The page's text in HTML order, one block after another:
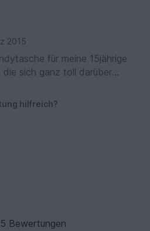
2015
für meine 15jährige
die sich ganz toll darüber
Handytasche wird
da deren Freundin
möchte. Danke für die tolle
hilfreich?
Bewertungen